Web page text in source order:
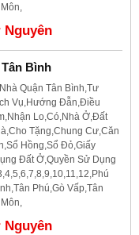
Nguyên
Bình
Quận Tân Bình,Tư
Vụ,Hướng Đẫn,Điều
Lo,Có,Nhà Ở,Đất
Tặng,Chung Cư,Căn
Hồng,Sổ Đỏ,Giấy
Đất Ở,Quyền Sử Dụng
Phú,Gò Vấp,Tân
Nguyên